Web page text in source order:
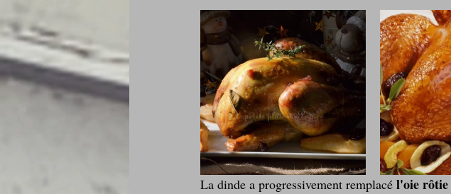
La dinde a progressivement remplacé l'oie rôtie